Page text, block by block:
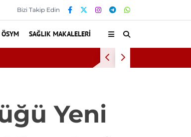
Bizi Takip Edin
ÖSYM SAĞLIK MAKALELERI
Yeni